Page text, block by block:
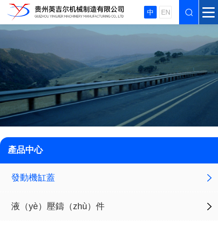
中 EN
產品中心
發動機缸蓋
液（yè）壓鑄（zhù）件